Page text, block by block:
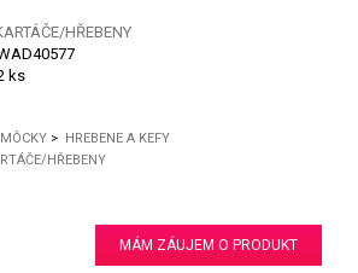
HŘEBENY
ks
> HREBENE A KEFY
HŘEBENY
MÁM ZÁUJEM O PRODUKT